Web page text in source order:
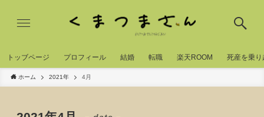
トッブページ プロフィール 結婚 転職 楽天ROOM 死産を乗り
ホーム 2021年 4月